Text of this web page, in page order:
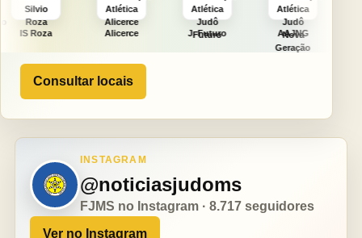
Alicerce J. Futuro AAJNG TSURU
Consultar locais
INSTAGRAM
@noticiasjudoms
FJMS no Instagram · 8.717 seguidores
Ver no Instagram